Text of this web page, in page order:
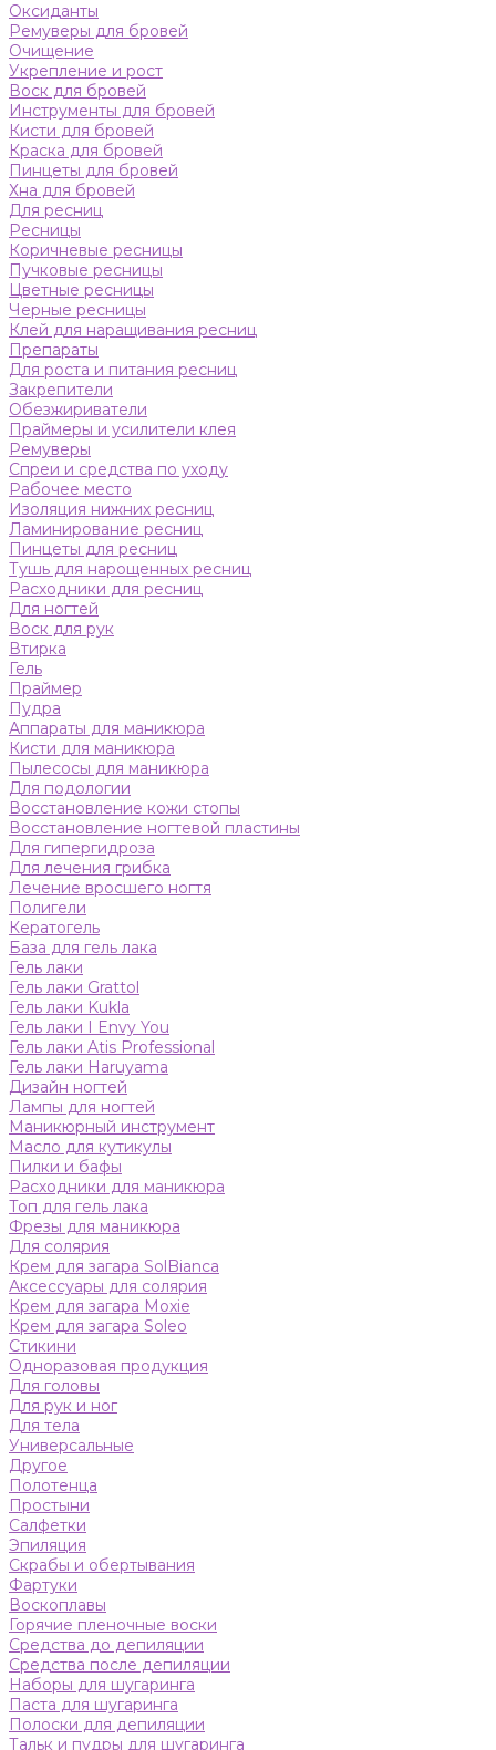
Оксиданты
Ремуверы для бровей
Очищение
Укрепление и рост
Воск для бровей
Инструменты для бровей
Кисти для бровей
Краска для бровей
Пинцеты для бровей
Хна для бровей
Для ресниц
Ресницы
Коричневые ресницы
Пучковые ресницы
Цветные ресницы
Черные ресницы
Клей для наращивания ресниц
Препараты
Для роста и питания ресниц
Закрепители
Обезжириватели
Праймеры и усилители клея
Ремуверы
Спреи и средства по уходу
Рабочее место
Изоляция нижних ресниц
Ламинирование ресниц
Пинцеты для ресниц
Тушь для нарощенных ресниц
Расходники для ресниц
Для ногтей
Воск для рук
Втирка
Гель
Праймер
Пудра
Аппараты для маникюра
Кисти для маникюра
Пылесосы для маникюра
Для подологии
Восстановление кожи стопы
Восстановление ногтевой пластины
Для гипергидроза
Для лечения грибка
Лечение вросшего ногтя
Полигели
Кератогель
База для гель лака
Гель лаки
Гель лаки Grattol
Гель лаки Kukla
Гель лаки I Envy You
Гель лаки Atis Professional
Гель лаки Haruyama
Дизайн ногтей
Лампы для ногтей
Маникюрный инструмент
Масло для кутикулы
Пилки и бафы
Расходники для маникюра
Топ для гель лака
Фрезы для маникюра
Для солярия
Крем для загара SolBianca
Аксессуары для солярия
Крем для загара Moxie
Крем для загара Soleo
Стикини
Одноразовая продукция
Для головы
Для рук и ног
Для тела
Универсальные
Другое
Полотенца
Простыни
Салфетки
Эпиляция
Скрабы и обертывания
Фартуки
Воскоплавы
Горячие пленочные воски
Средства до депиляции
Средства после депиляции
Наборы для шугаринга
Паста для шугаринга
Полоски для депиляции
Тальк и пудры для шугаринга